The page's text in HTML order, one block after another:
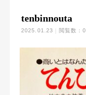
tenbinnouta
2025.01.23 閲覧数：0